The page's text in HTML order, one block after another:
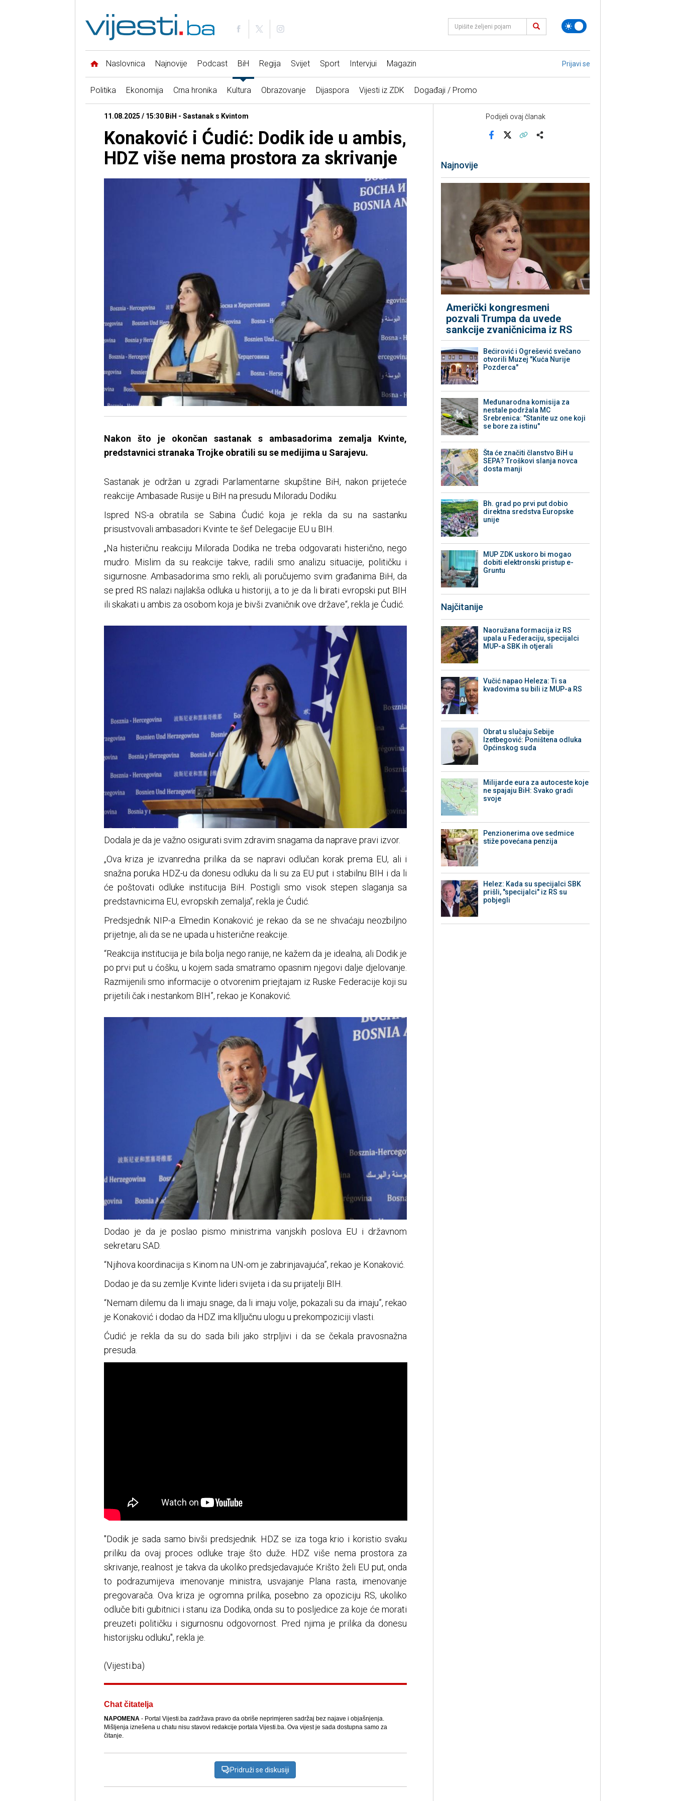
Naslovnica Najnovije Podcast BiH Regija Svijet Sport Intervjui Magazin Prijavi se
Politika Ekonomija Crna hronika Kultura Obrazovanje Dijaspora Vijesti iz ZDK Događaji / Promo
11.08.2025 / 15:30 BiH - Sastanak s Kvintom
Konaković i Ćudić: Dodik ide u ambis,
HDZ više nema prostora za skrivanje
Nakon što je okončan sastanak s ambasadorima zemalja Kvinte,
predstavnici stranaka Trojke obratili su se medijima u Sarajevu.
Sastanak je održan u zgradi Parlamentarne skupštine BiH, nakon prijeteće
reakcije Ambasade Rusije u BiH na presudu Miloradu Dodiku.
Ispred NS-a obratila se Sabina Ćudić koja je rekla da su na sastanku
prisustvovali ambasadori Kvinte te šef Delegacije EU u BIH.
„Na histeričnu reakciju Milorada Dodika ne treba odgovarati histerično, nego
mudro. Mislim da su reakcije takve, radili smo analizu situacije, političku i
sigurnosne. Ambasadorima smo rekli, ali poručujemo svim građanima BiH, da
se pred RS nalazi najlakša odluka u historiji, a to je da li birati evropski put BIH
ili skakati u ambis za osobom koja je bivši zvaničnik ove države“, rekla je Ćudić.
Dodala je da je važno osigurati svim zdravim snagama da naprave pravi izvor.
„Ova kriza je izvanredna prilika da se napravi odlučan korak prema EU, ali i
snažna poruka HDZ-u da donesu odluku da li su za EU put i stabilnu BIH i da li
će poštovati odluke institucija BiH. Postigli smo visok stepen slaganja sa
predstavnicima EU, evropskih zemalja“, rekla je Ćudić.
Predsjednik NIP-a Elmedin Konaković je rekao da se ne shvaćaju neozbiljno
prijetnje, ali da se ne upada u histerične reakcije.
“Reakcija institucija je bila bolja nego ranije, ne kažem da je idealna, ali Dodik je
po prvi put u ćošku, u kojem sada smatramo opasnim njegovi dalje djelovanje.
Razmijenili smo informacije o otvorenim priejtajam iz Ruske Federacije koji su
prijetili čak i nestankom BIH”, rekao je Konaković.
Dodao je da je poslao pismo ministrima vanjskih poslova EU i državnom
sekretaru SAD.
“Njihova koordinacija s Kinom na UN-om je zabrinjavajuća”, rekao je Konaković.
Dodao je da su zemlje Kvinte lideri svijeta i da su prijatelji BIH.
“Nemam dilemu da li imaju snage, da li imaju volje, pokazali su da imaju”, rekao
je Konaković i dodao da HDZ ima klljučnu ulogu u prekompoziciji vlasti.
Ćudić je rekla da su do sada bili jako strpljivi i da se čekala pravosnažna
presuda.
"Dodik je sada samo bivši predsjednik. HDZ se iza toga krio i koristio svaku
priliku da ovaj proces odluke traje što duže. HDZ više nema prostora za
skrivanje, realnost je takva da ukoliko predsjedavajuće Krišto želi EU put, onda
to podrazumijeva imenovanje ministra, usvajanje Plana rasta, imenovanje
pregovarača. Ova kriza je ogromna prilika, posebno za opoziciju RS, ukoliko
odluče biti gubitnici i stanu iza Dodika, onda su to posljedice za koje će morati
preuzeti političku i sigurnosnu odgovornost. Pred njima je prilika da donesu
historijsku odluku", rekla je.
(Vijesti.ba)
Chat čitatelja
NAPOMENA- Portal Vijesti.ba zadržava pravo da obriše neprimjeren sadržaj bez najave i objašnjenja.
Mišljenja iznešena u chatu nisu stavovi redakcije portala Vijesti.ba. Ova vijest je sada dostupna samo za
čitanje.
Pridruži se diskusiji
Podijeli ovaj članak
Najnovije
Američki kongresmeni
pozvali Trumpa da uvede
sankcije zvaničnicima iz RS
Bećirović i Ogrešević svečano
otvorili Muzej "Kuća Nurije
Pozderca"
Međunarodna komisija za
nestale podržala MC
Srebrenica: "Stanite uz one koji
se bore za istinu"
Šta će značiti članstvo BiH u
SEPA? Troškovi slanja novca
dosta manji
Bh. grad po prvi put dobio
direktna sredstva Europske
unije
MUP ZDK uskoro bi mogao
dobiti elektronski pristup e-
Gruntu
Najčitanije
Naoružana formacija iz RS
upala u Federaciju, specijalci
MUP-a SBK ih otjerali
Vučić napao Heleza: Ti sa
kvadovima su bili iz MUP-a RS
Obrat u slučaju Sebije
Izetbegović: Poništena odluka
Općinskog suda
Milijarde eura za autoceste koje
ne spajaju BiH: Svako gradi
svoje
Penzionerima ove sedmice
stiže povećana penzija
Helez: Kada su specijalci SBK
prišli, "specijalci" iz RS su
pobjegli